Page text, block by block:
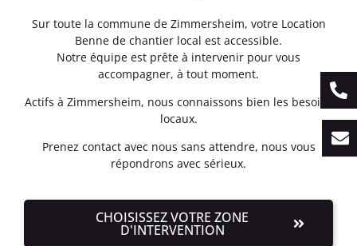
Sur toute la commune de Zimmersheim, votre Location
Benne de chantier local est accessible.
Notre équipe est prête à intervenir pour vous
accompagner, à tout moment.
Actifs à Zimmersheim, nous connaissons bien les besoins
locaux.
Prenez contact avec nous sans attendre, nous vous
répondrons avec sérieux.
CHOISISSEZ VOTRE ZONE
D'INTERVENTION